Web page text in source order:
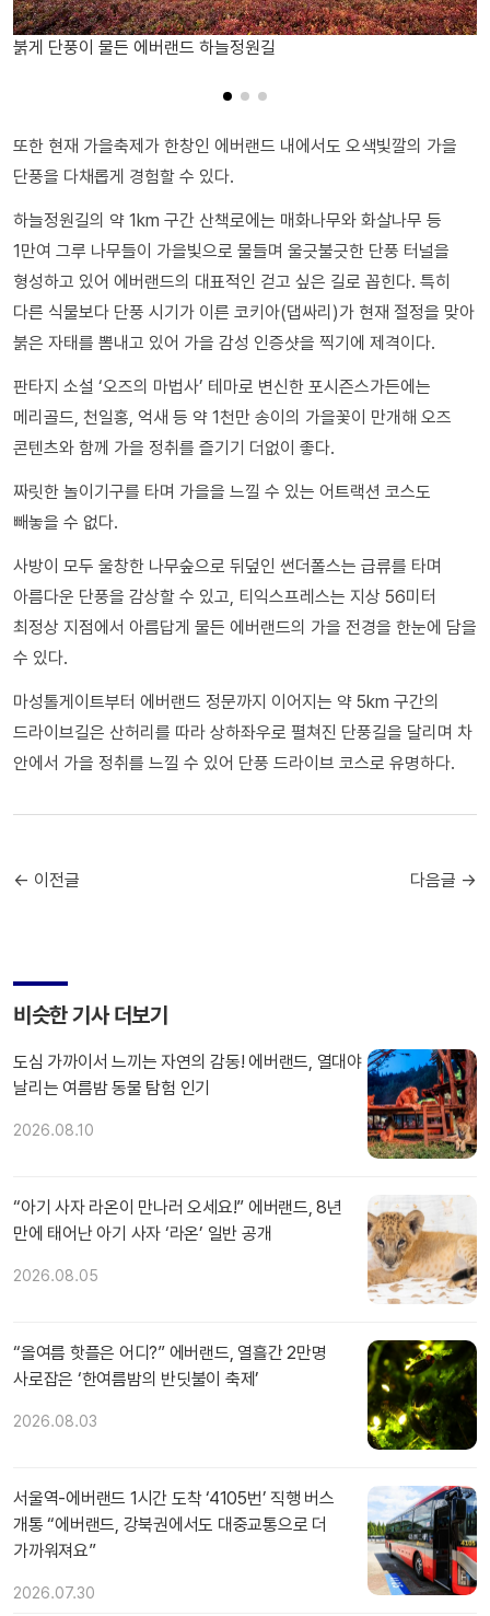
붉게 단풍이 물든 에버랜드 하늘정원길
또한 현재 가을축제가 한창인 에버랜드 내에서도 오색빛깔의 가을
단풍을 다채롭게 경험할 수 있다.
하늘정원길의 약 1km 구간 산책로에는 매화나무와 화살나무 등
1만여 그루 나무들이 가을빛으로 물들며 울긋불긋한 단풍 터널을
형성하고 있어 에버랜드의 대표적인 걷고 싶은 길로 꼽힌다. 특히
다른 식물보다 단풍 시기가 이른 코키아(댑싸리)가 현재 절정을 맞아
붉은 자태를 뽐내고 있어 가을 감성 인증샷을 찍기에 제격이다.
판타지 소설 ‘오즈의 마법사’ 테마로 변신한 포시즌스가든에는
메리골드, 천일홍, 억새 등 약 1천만 송이의 가을꽃이 만개해 오즈
콘텐츠와 함께 가을 정취를 즐기기 더없이 좋다.
짜릿한 놀이기구를 타며 가을을 느낄 수 있는 어트랙션 코스도
빼놓을 수 없다.
사방이 모두 울창한 나무숲으로 뒤덮인 썬더폴스는 급류를 타며
아름다운 단풍을 감상할 수 있고, 티익스프레스는 지상 56미터
최정상 지점에서 아름답게 물든 에버랜드의 가을 전경을 한눈에 담을
수 있다.
마성톨게이트부터 에버랜드 정문까지 이어지는 약 5km 구간의
드라이브길은 산허리를 따라 상하좌우로 펼쳐진 단풍길을 달리며 차
안에서 가을 정취를 느낄 수 있어 단풍 드라이브 코스로 유명하다.
← 이전글 다음글 →
비슷한 기사 더보기
도심 가까이서 느끼는 자연의 감동! 에버랜드, 열대야
날리는 여름밤 동물 탐험 인기
2026.08.10
“아기 사자 라온이 만나러 오세요!” 에버랜드, 8년
만에 태어난 아기 사자 ‘라온’ 일반 공개
2026.08.05
“올여름 핫플은 어디?” 에버랜드, 열흘간 2만명
사로잡은 ‘한여름밤의 반딧불이 축제’
2026.08.03
서울역-에버랜드 1시간 도착 ‘4105번’ 직행 버스
개통 “에버랜드, 강북권에서도 대중교통으로 더
가까워져요”
2026.07.30